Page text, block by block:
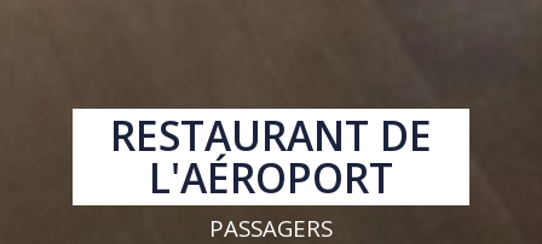
RESTAURANT DE
L'AÉROPORT
PASSAGERS